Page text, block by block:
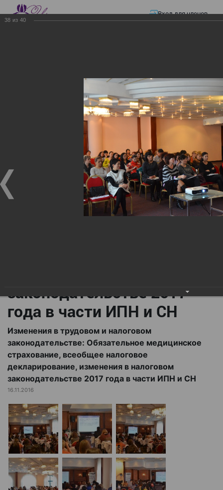
Вход для членов
Изменения в трудовом и налоговом
законодательстве: Обязательное медицинское страхование, всеобщее
налоговое декларирование, изменения в налоговом законодательстве
2017 года в части ИПН и СН
Изменения в трудовом и
налоговом
законодательстве:
Обязательное
медицинское страхование,
законодательстве 2017
года в части ИПН и СН
Изменения в трудовом и налоговом
законодательстве: Обязательное медицинское
страхование, всеобщее налоговое
декларирование, изменения в налоговом
законодательстве 2017 года в части ИПН и СН
16.11.2016
38 из 40